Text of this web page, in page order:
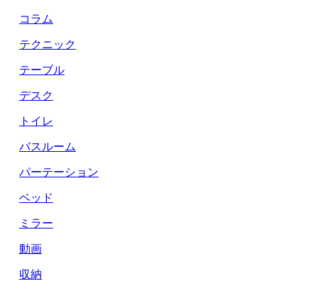
コラム
テクニック
テーブル
デスク
トイレ
バスルーム
パーテーション
ベッド
ミラー
動画
収納